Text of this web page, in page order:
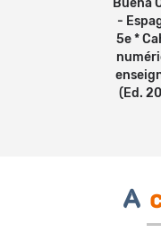
Buena
-
5e *
(Ed.
A